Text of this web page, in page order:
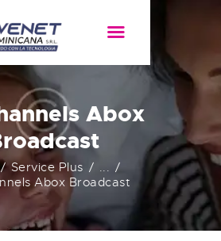
Abox
Service Plus
...
Abox Broadcast
DE